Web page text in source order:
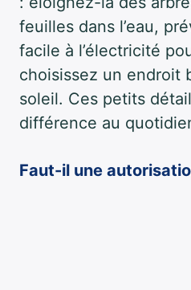
feuilles dans l’eau,
facile à l’électricité
choisissez un endroit
soleil. Ces petits
différence au
Faut-il une